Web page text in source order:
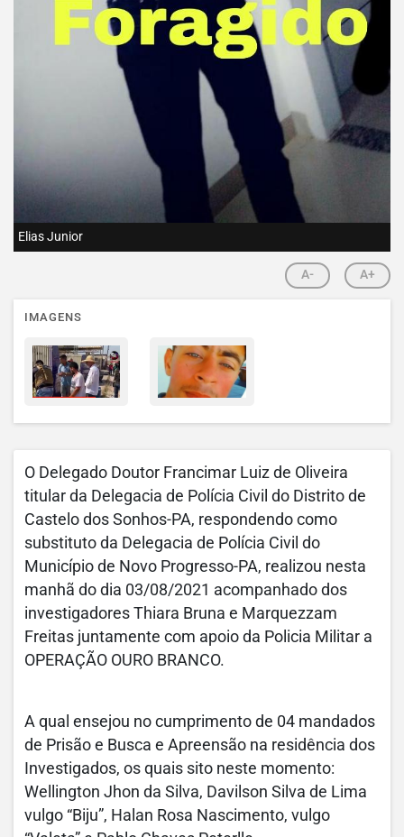
Elias Junior
A- A+
IMAGENS
O Delegado Doutor Francimar Luiz de Oliveira
titular da Delegacia de Polícia Civil do Distrito de
Castelo dos Sonhos-PA, respondendo como
substituto da Delegacia de Polícia Civil do
Município de Novo Progresso-PA, realizou nesta
manhã do dia 03/08/2021 acompanhado dos
investigadores Thiara Bruna e Marquezzam
Freitas juntamente com apoio da Policia Militar a
OPERAÇÃO OURO BRANCO.
A qual ensejou no cumprimento de 04 mandados
de Prisão e Busca e Apreensão na residência dos
Investigados, os quais sito neste momento:
Wellington Jhon da Silva, Davilson Silva de Lima
vulgo “Biju”, Halan Rosa Nascimento, vulgo